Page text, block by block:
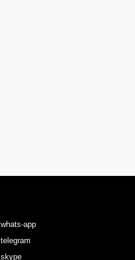
whats-app
telegram
skype